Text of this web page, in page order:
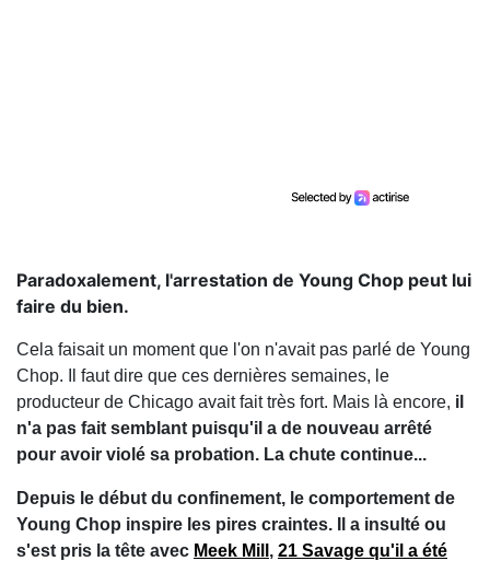
Paradoxalement, l'arrestation de Young Chop peut lui
faire du bien.
Cela faisait un moment que l'on n'avait pas parlé de Young
Chop. Il faut dire que ces dernières semaines, le
producteur de Chicago avait fait très fort. Mais là encore, il
n'a pas fait semblant puisqu'il a de nouveau arrêté
pour avoir violé sa probation. La chute continue...
Depuis le début du confinement, le comportement de
Young Chop inspire les pires craintes. Il a insulté ou
s'est pris la tête avec Meek Mill , 21 Savage qu'il a été